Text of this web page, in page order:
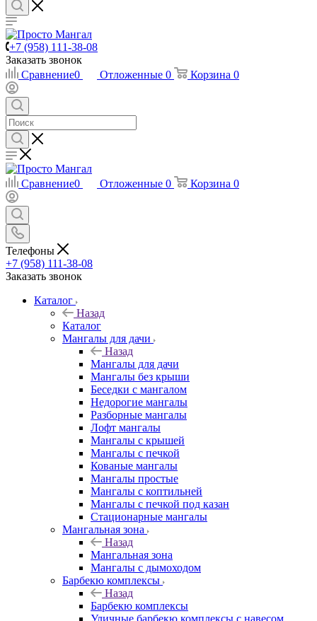
+7 (958) 111-38-08
Заказать звонок
Сравнение0 Отложенные 0 Корзина 0
Сравнение0 Отложенные 0 Корзина 0
Телефоны
+7 (958) 111-38-08
Заказать звонок
Каталог
Назад
Каталог
Мангалы для дачи
Назад
Мангалы для дачи
Мангалы без крыши
Беседки с мангалом
Недорогие мангалы
Разборные мангалы
Лофт мангалы
Мангалы с крышей
Мангалы с печкой
Кованые мангалы
Мангалы простые
Мангалы с коптильней
Мангалы с печкой под казан
Стационарные мангалы
Мангальная зона
Назад
Мангальная зона
Мангалы с дымоходом
Барбекю комплексы
Назад
Барбекю комплексы
Уличные барбекю комплексы с навесом